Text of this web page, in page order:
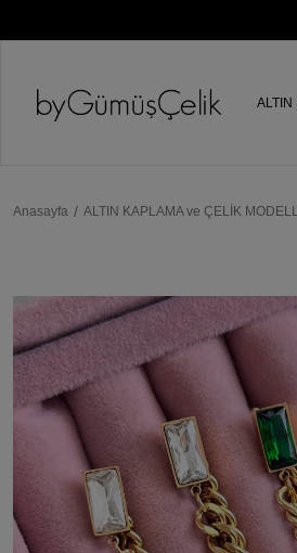
ALTIN
Anasayfa ALTIN KAPLAMA ve ÇELİK